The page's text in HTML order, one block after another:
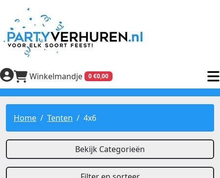
Winkelmandje 0 €0,00
Home Tenten 4x6
Bekijk Categorieën